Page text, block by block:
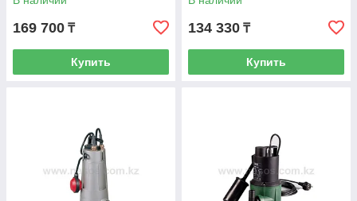
169 700 ₸
Купить
134 330 ₸
Купить